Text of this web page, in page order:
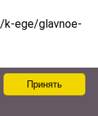
ege/glavnoe-
Принять